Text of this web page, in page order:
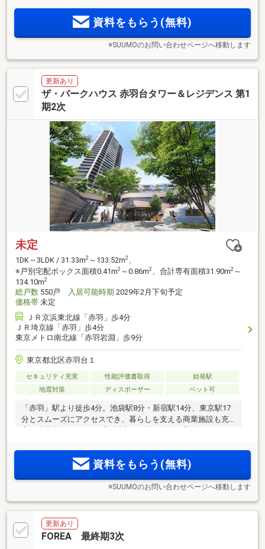
のプランバリエーション。＜物件エントリー受付中！＞
資料をもらう(無料)
※SUUMOのお問い合わせページへ移動します
更新あり
ザ・パークハウス 赤羽台タワー＆レジデンス 第1
期2次
未定
1DK～3LDK / 31.33m2 ～133.52m2、
※戸別宅配ボックス面積0.41m2 ～0.86m2 、合計専有面積31.90m2 ～
134.10m2
総戸数 550戸 入居可能時期 2029年2月下旬予定
価格帯 未定
ＪＲ京浜東北線「赤羽」歩4分
ＪＲ埼京線「赤羽」歩4分
東京メトロ南北線「赤羽岩淵」歩9分
東京都北区赤羽台１
セキュリティ充実 性能評価書取得
始発駅
地震対策
ディスポーザー ペット可
「赤羽」駅より徒歩4分。池袋駅8分・新宿駅14分、東京駅17
分とスムーズにアクセスでき、暮らしを支える商業施設も充
137.83m2(3LDK)の全129タイプの豊富なプランバリエーショ
ン。物件エントリー受付中！資料をもらう(無料)
※SUUMOのお問い合わせページへ移動します
更新あり
FOREA 最終期3次